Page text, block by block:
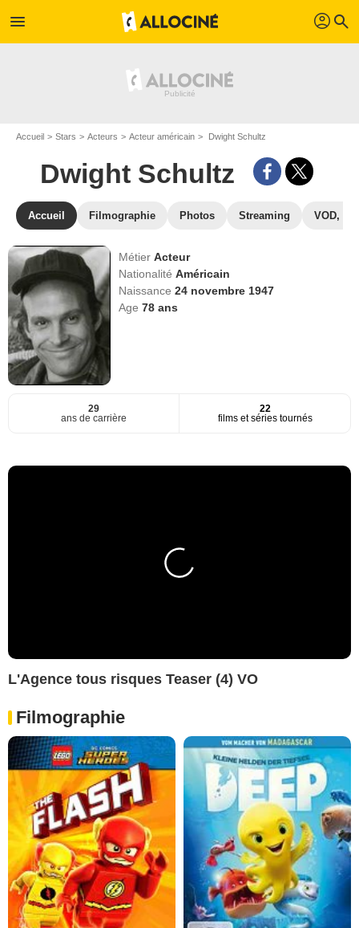
menu profil search
Accueil Stars Acteurs Acteur américain Dwight Schultz
Dwight Schultz
Accueil Filmographie Photos Streaming VOD,
MétierActeur
NationalitéAméricain
Naissance24 novembre 1947
Age78 ans
29
ans de carrière
22
films et séries tournés
L'Agence tous risques Teaser (4) VO
Filmographie